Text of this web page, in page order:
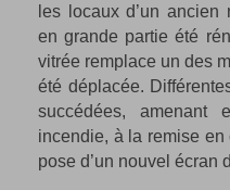
les locaux d’un ancien
en grande partie été
vitrée remplace un des
été déplacée.
succédées, amenant
incendie, à la remise
pose d’un nouvel écran